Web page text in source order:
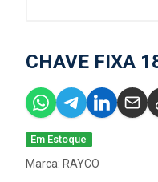
CHAVE FIXA
Em Estoque
Marca: RAYCO